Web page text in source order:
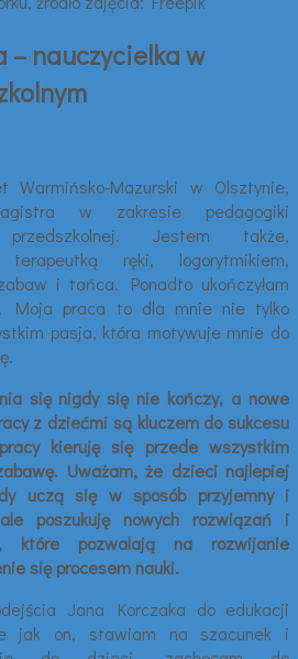
– nauczycielka w
Warmińsko-Mazurski w Olsztynie,
w zakresie pedagogiki
Jestem także,
terapeutką ręki, logorytmikiem,
i tańca. Ponadto ukończyłam
Moja praca to dla mnie nie tylko
pasja, która motywuje mnie do
się nigdy się nie kończy, a nowe
z dziećmi są kluczem do sukcesu
kieruję się przede wszystkim
Uważam, że dzieci najlepiej
uczą się w sposób przyjemny i
poszukuję nowych rozwiązań i
które pozwalają na rozwijanie
się procesem nauki.
Jana Korczaka do edukacji
jak on, stawiam na szacunek i